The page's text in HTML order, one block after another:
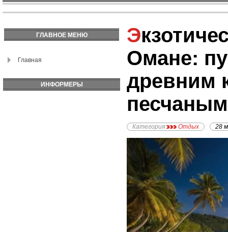
ГЛАВНОЕ МЕНЮ
Главная
ИНФОРМЕРЫ
Экзотический отдых в
Омане:
древним
Категория Отдых 28